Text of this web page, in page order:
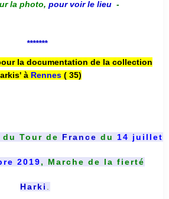
la photo, pour voir le lieu -
*******
la documentation de la collection
à Rennes( 35)
du Tour de France du 14 juillet
2019, Marche de la fierté
Harki